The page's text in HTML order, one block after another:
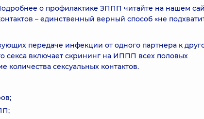
о профилактике ЗППП читайте на нашем
– единственный верный способ «не
передаче инфекции от одного партнера к
секса включает скрининг на ИППП всех половых
количества сексуальных контактов.